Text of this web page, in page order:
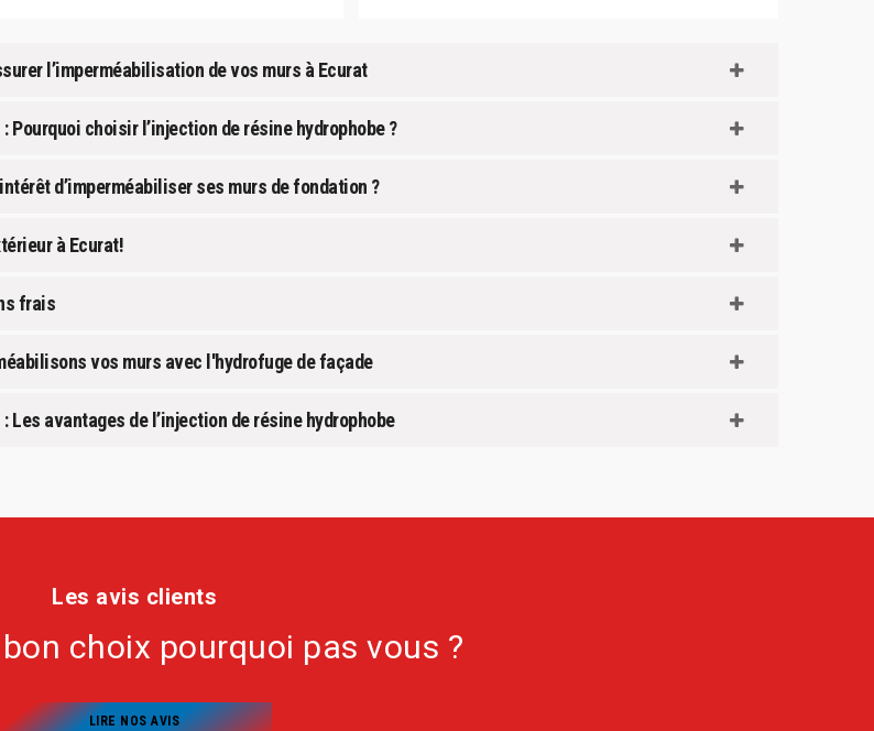
l’imperméabilisation de vos murs à Ecurat
choisir l’injection de résine hydrophobe ?
d’imperméabiliser ses murs de fondation ?
à Ecurat!
frais
vos murs avec l'hydrofuge de façade
avantages de l’injection de résine hydrophobe
Les avis clients
choix pourquoi pas vous ?
LIRE NOS AVIS